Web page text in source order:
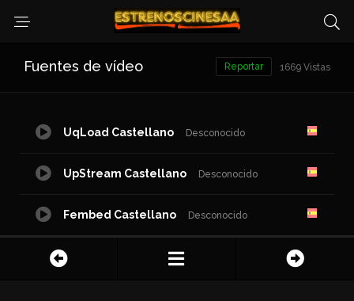
Fuentes de vídeo 1669 Vistas
Reportar
UqLoad Castellano Desconocido
UpStream Castellano Desconocido
Fembed Castellano Desconocido